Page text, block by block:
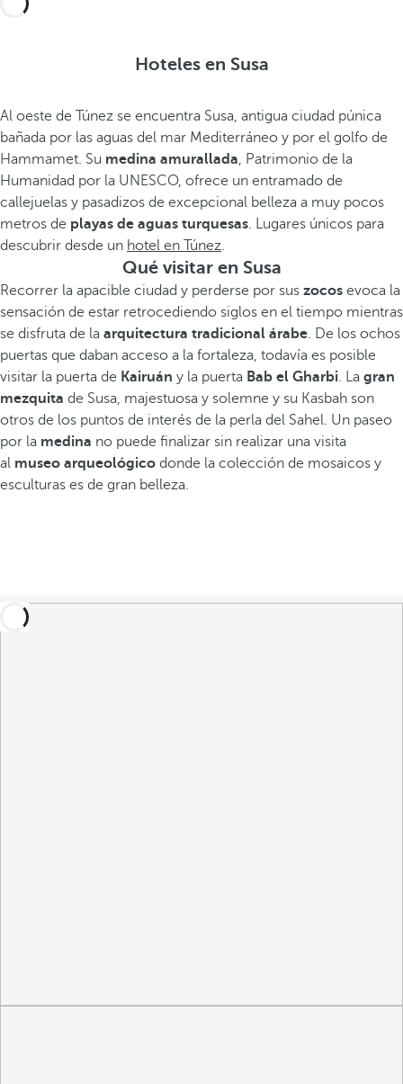
Hoteles en Susa
Al oeste de Túnez se encuentra Susa, antigua ciudad púnica
bañada por las aguas del mar Mediterráneo y por el golfo de
Hammamet. Su medina amurallada, Patrimonio de la
Humanidad por la UNESCO, ofrece un entramado de
callejuelas y pasadizos de excepcional belleza a muy pocos
metros de playas de aguas turquesas. Lugares únicos para
descubrir desde un hotel en Túnez.
Qué visitar en Susa
Recorrer la apacible ciudad y perderse por sus zocos evoca la
sensación de estar retrocediendo siglos en el tiempo mientras
se disfruta de la arquitectura tradicional árabe. De los ochos
puertas que daban acceso a la fortaleza, todavía es posible
visitar la puerta de Kairuán y la puerta Bab el Gharbi. La gran
mezquita de Susa, majestuosa y solemne y su Kasbah son
otros de los puntos de interés de la perla del Sahel. Un paseo
por la medina no puede finalizar sin realizar una visita
al museo arqueológico donde la colección de mosaicos y
esculturas es de gran belleza.